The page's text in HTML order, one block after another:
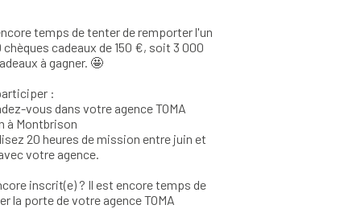
temps de tenter de remporter l'un
chèques cadeaux de 150 €, soit 3 000
à gagner. 🤩
:
vous dans votre agence TOMA
à Montbrison
20 heures de mission entre juin et
votre agence.
inscrit(e) ? Il est encore temps de
la porte de votre agence TOMA